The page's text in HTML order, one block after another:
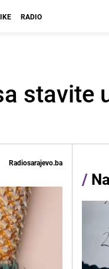
RADIO
stavite
Radiosarajevo.ba
/